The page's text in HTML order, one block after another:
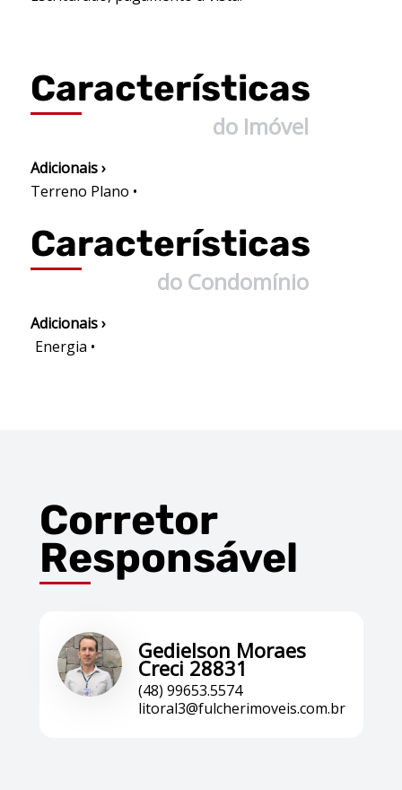
Características
do Imóvel
Adicionais ›
Terreno Plano •
Características
do Condomínio
Adicionais ›
Energia •
Corretor
Responsável
Gedielson Moraes
Creci 28831
(48) 99653.5574
litoral3@fulcherimoveis.com.br